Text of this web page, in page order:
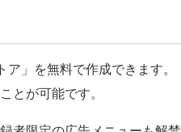
」を無料で作成できます。
とが可能です。